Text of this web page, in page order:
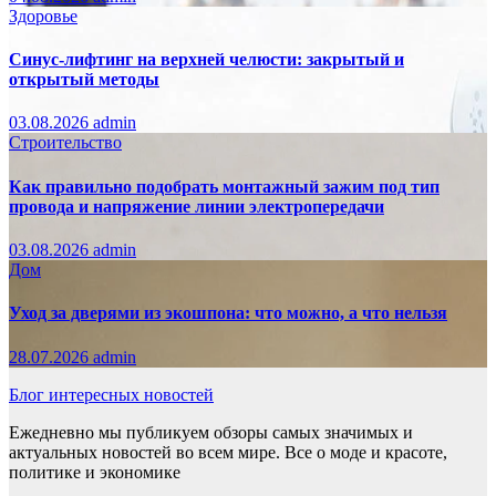
Здоровье
Синус-лифтинг на верхней челюсти: закрытый и
открытый методы
03.08.2026 admin
Строительство
Как правильно подобрать монтажный зажим под тип
провода и напряжение линии электропередачи
03.08.2026 admin
Дом
Уход за дверями из экошпона: что можно, а что нельзя
28.07.2026 admin
Блог интересных новостей
Ежедневно мы публикуем обзоры самых значимых и
актуальных новостей во всем мире. Все о моде и красоте,
политике и экономике